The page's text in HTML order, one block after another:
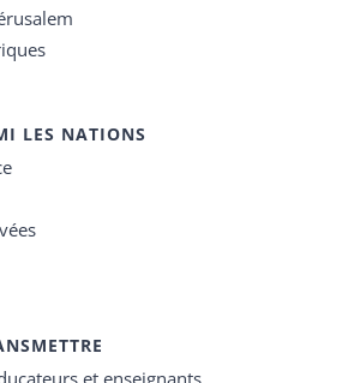
LES NATIONS
et enseignants